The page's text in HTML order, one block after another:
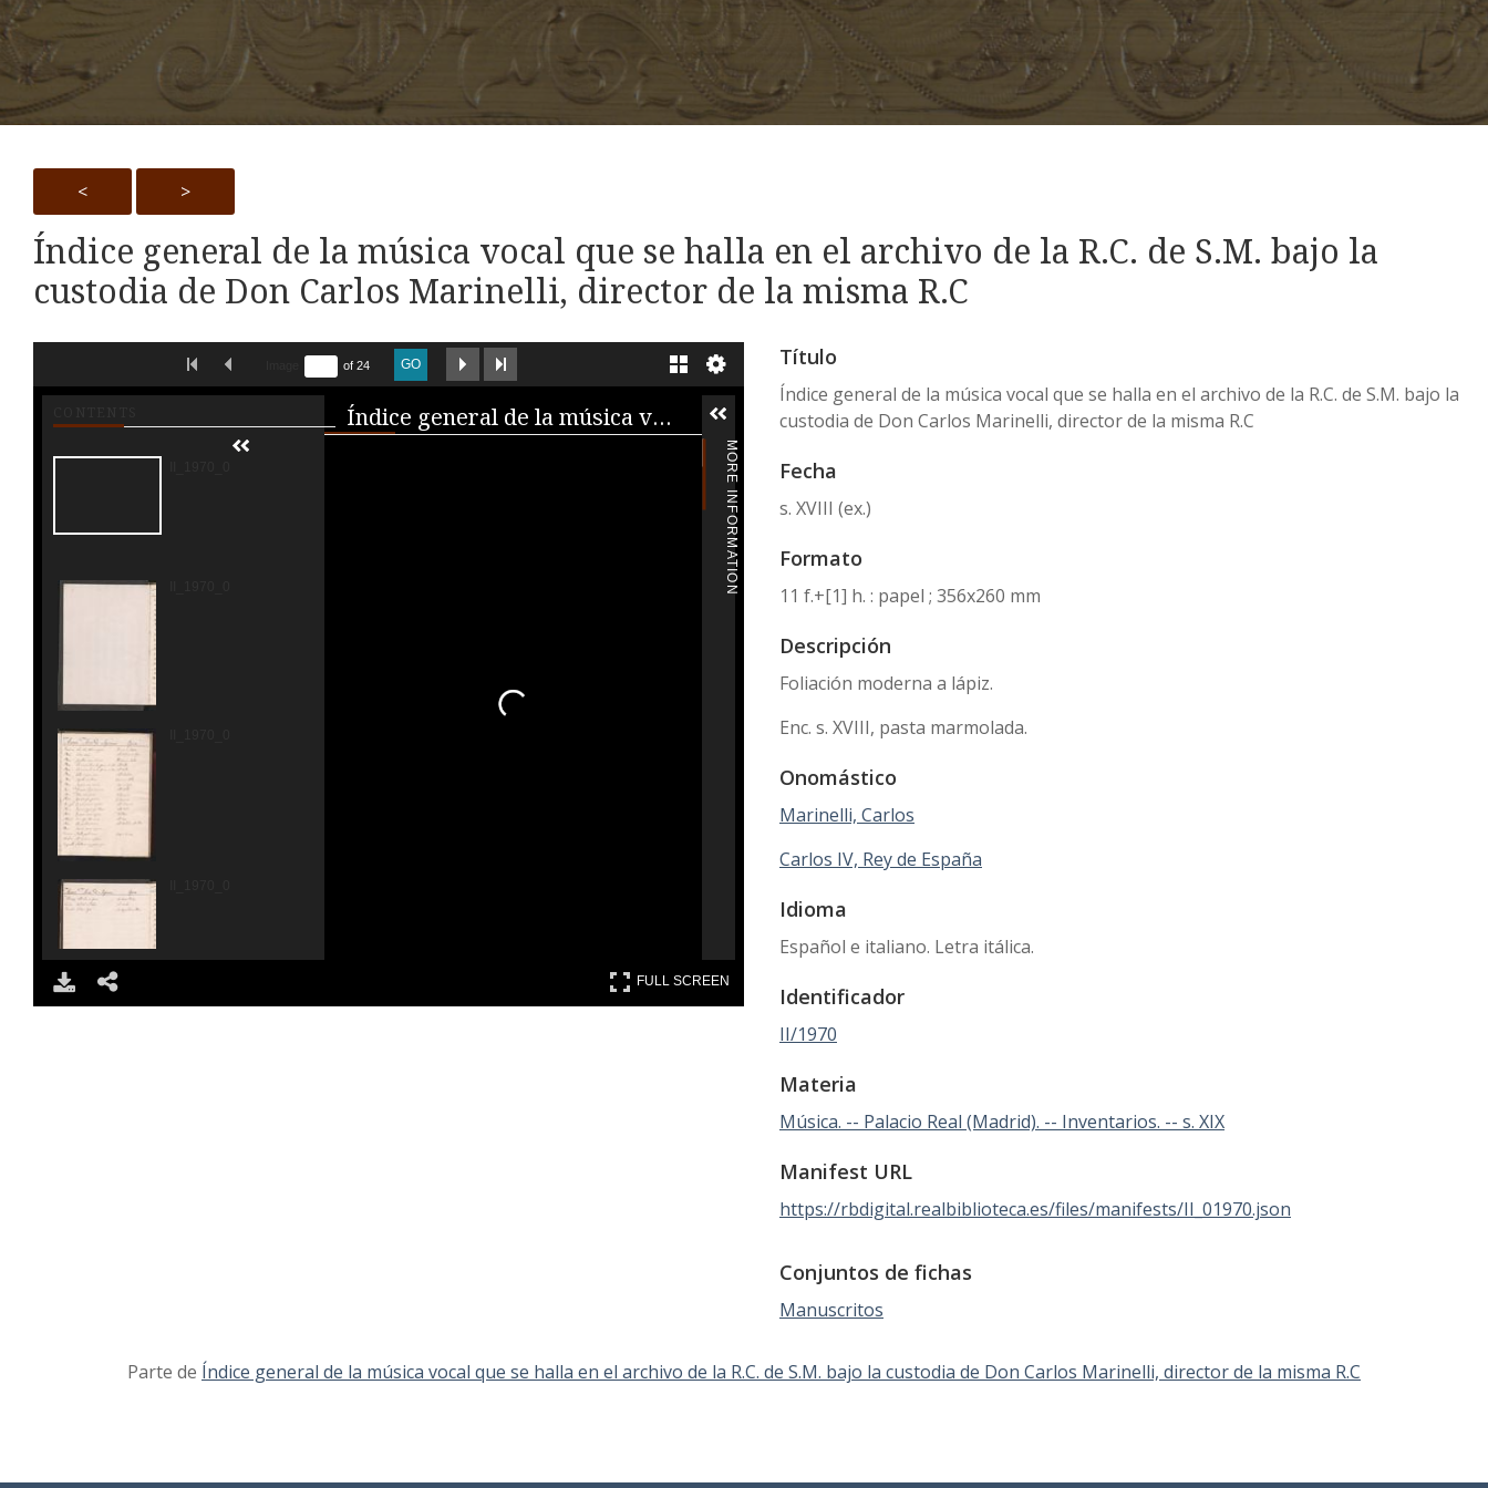
< >
Índice general de la música vocal que se halla en el archivo de la R.C. de S.M. bajo la
custodia de Don Carlos Marinelli, director de la misma R.C
FIRST IMAGEPREVIOUS IMAGE
of 24 GO
NEXT IMAGE GALLERY
Media Viewer Índice general de la música vocal que se halla en el archivo de la R.C. de S.M....
II_1970_0008.jpg
MORE INFORMATION
DOWNLOAD
FULL SCREEN
Título
Índice general de la música vocal que se halla en el archivo de la R.C. de S.M. bajo la
custodia de Don Carlos Marinelli, director de la misma R.C
Fecha
s. XVIII (ex.)
Formato
11 f.+[1] h. : papel ; 356x260 mm
Descripción
Foliación moderna a lápiz.
Enc. s. XVIII, pasta marmolada.
Onomástico
Marinelli, Carlos
Carlos IV, Rey de España
Idioma
Español e italiano. Letra itálica.
Identificador
II/1970
Materia
Música. -- Palacio Real (Madrid). -- Inventarios. -- s. XIX
Manifest URL
https://rbdigital.realbiblioteca.es/files/manifests/II_01970.json
Conjuntos de fichas
Manuscritos
Parte de Índice general de la música vocal que se halla en el archivo de la R.C. de S.M. bajo la custodia de Don Carlos Marinelli, director de la misma R.C